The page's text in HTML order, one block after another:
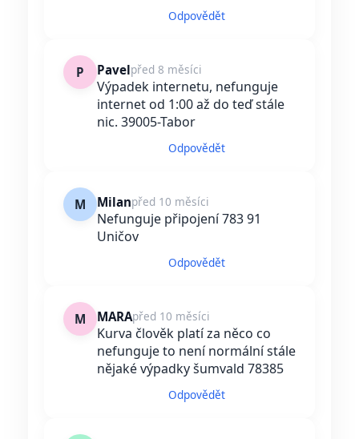
Odpovědět
P Pavelpřed 8 měsíci
Výpadek internetu, nefunguje
internet od 1:00 až do teď stále
nic. 39005-Tabor
Odpovědět
M Milanpřed 10 měsíci
Nefunguje připojení 783 91
Uničov
Odpovědět
M MARApřed 10 měsíci
Kurva člověk platí za něco co
nefunguje to není normální stále
nějaké výpadky šumvald 78385
Odpovědět